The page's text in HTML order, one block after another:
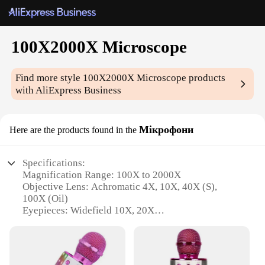
100X2000X Microscope
Find more style 100X2000X Microscope products
with AliExpress Business
Here are the products found in the Мікрофони
Specifications:
Magnification Range: 100X to 2000X
Objective Lens: Achromatic 4X, 10X, 40X (S),
100X (Oil)
Eyepieces: Widefield 10X, 20X
Illumination: Top/Bottom LED Lighting
Focusing Mechanism: Coaxial Coarse and Fine